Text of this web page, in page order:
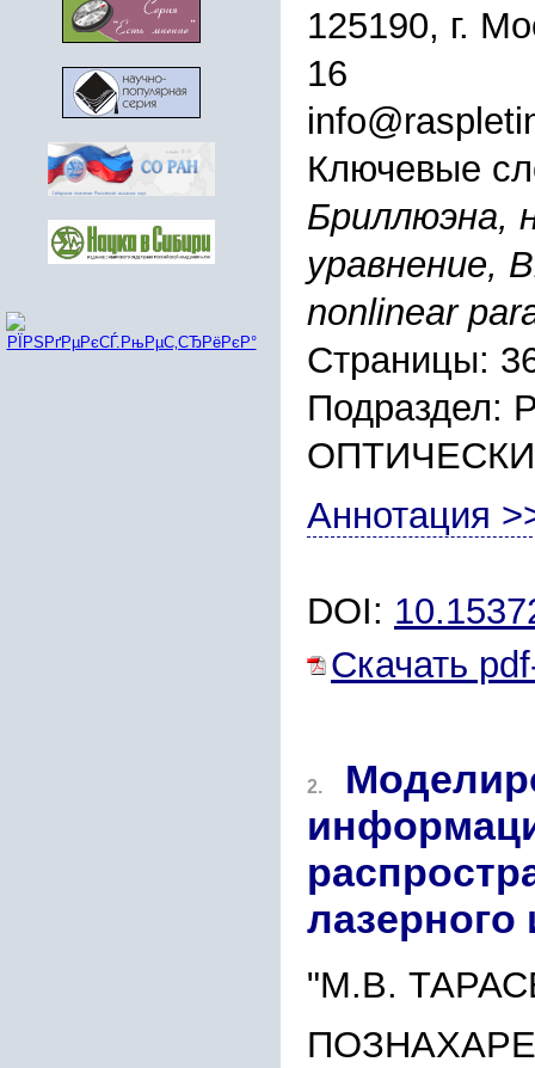
125190, г.
16
Ключевые
Бриллюэна,
уравнение,
nonlinear
Страницы:
Аннотация
DOI:
Скачать
2.
лазерного
"М.В.